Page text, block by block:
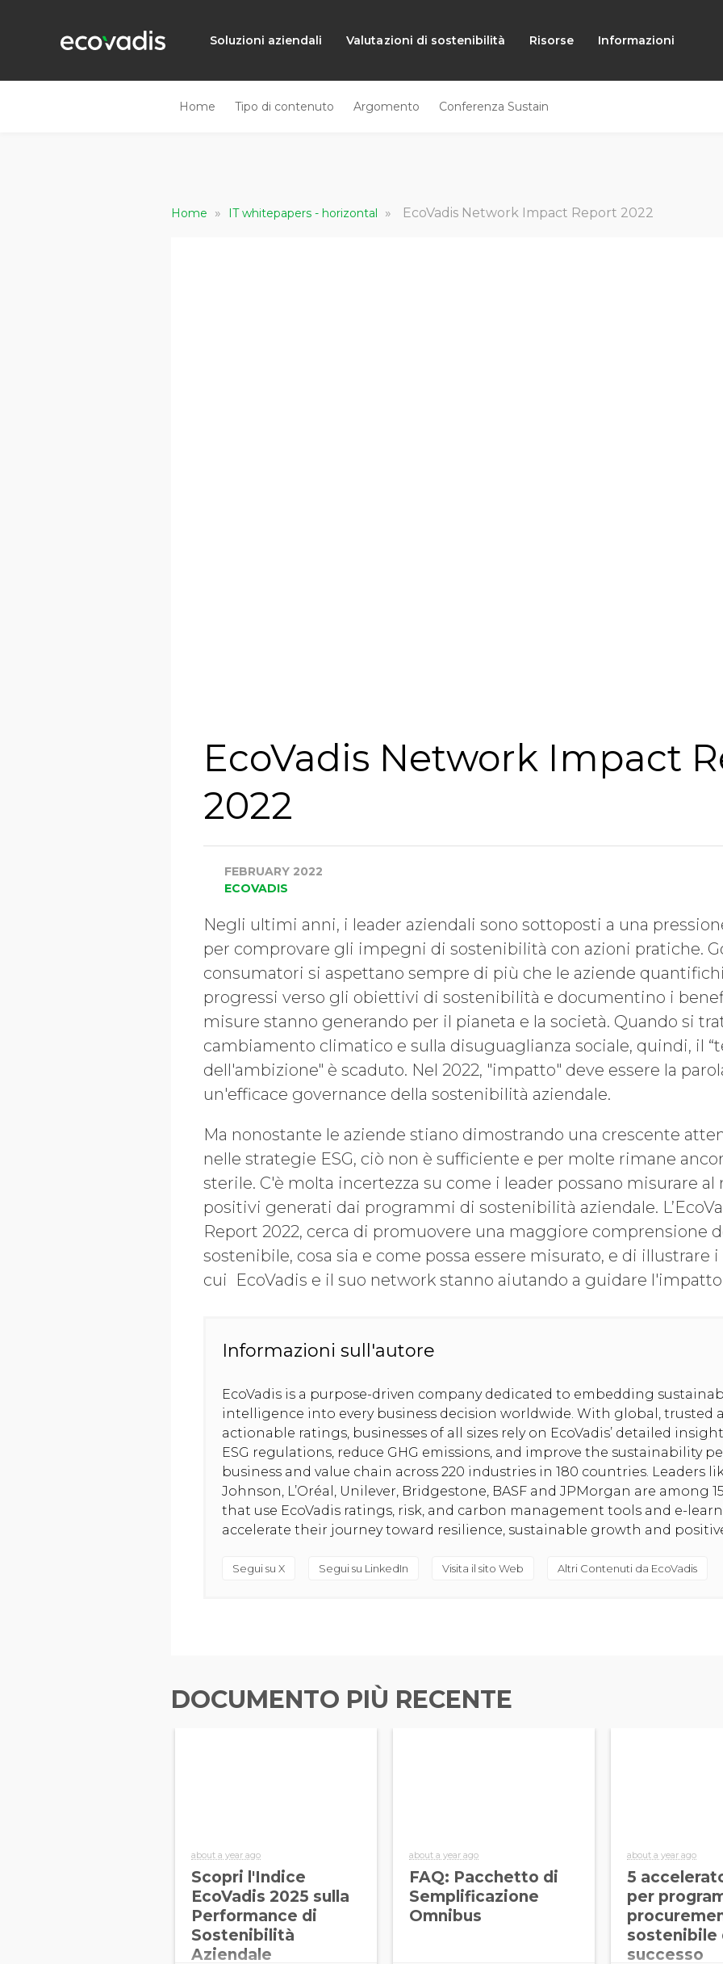
Soluzioni aziendali Valutazioni di sostenibilità Risorse Informazioni
Home Tipo di contenuto Argomento Conferenza Sustain
Home » IT whitepapers - horizontal » EcoVadis Network Impact Report 2022
EcoVadis Network Impact
2022
FEBRUARY 2022
ECOVADIS
Negli ultimi anni, i leader aziendali sono sottoposti a una
per comprovare gli impegni di sostenibilità con azioni pratiche.
consumatori si aspettano sempre di più che le aziende
progressi verso gli obiettivi di sostenibilità e documentino i
misure stanno generando per il pianeta e la società. Quando si
cambiamento climatico e sulla disuguaglianza sociale, quindi, il
dell'ambizione" è scaduto. Nel 2022, "impatto" deve essere la
un'efficace governance della sostenibilità aziendale.
Ma nonostante le aziende stiano dimostrando una crescente
nelle strategie ESG, ciò non è sufficiente e per molte rimane
sterile. C'è molta incertezza su come i leader possano misurare
positivi generati dai programmi di sostenibilità aziendale.
Report 2022, cerca di promuovere una maggiore comprensione
sostenibile, cosa sia e come possa essere misurato, e di
cui EcoVadis e il suo network stanno aiutando a guidare
Informazioni sull'autore
EcoVadis is a purpose-driven company dedicated to embedding
intelligence into every business decision worldwide. With global, trusted
actionable ratings, businesses of all sizes rely on EcoVadis’ detailed
ESG regulations, reduce GHG emissions, and improve the sustainability
business and value chain across 220 industries in 180 countries. Leaders
Johnson, L’Oréal, Unilever, Bridgestone, BASF and JPMorgan are among
that use EcoVadis ratings, risk, and carbon management tools and e-
accelerate their journey toward resilience, sustainable growth and
Segui su X Segui su LinkedIn Visita il sito Web Altri Contenuti da EcoVadis
DOCUMENTO PIÙ RECENTE
about a year ago
Scopri l'Indice
EcoVadis 2025 sulla
Performance di
Sostenibilità
Aziendale
about a year ago
FAQ: Pacchetto di
Semplificazione
Omnibus
about a year ago
5
per
sostenibile
successo